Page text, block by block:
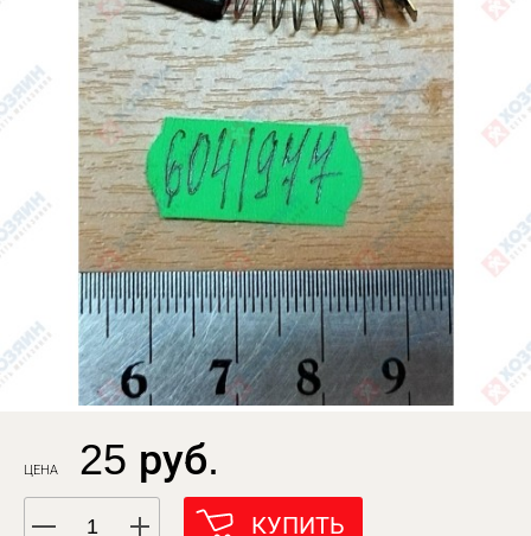
ЦЕНА 25 руб.
КУПИТЬ